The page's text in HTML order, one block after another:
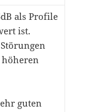
als Profile
ist.
guten